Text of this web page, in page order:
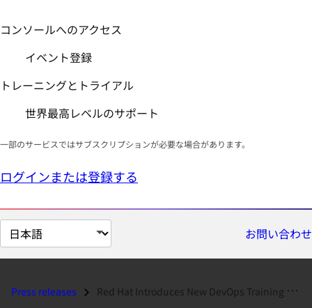
コンソールへのアクセス
イベント登録
トレーニングとトライアル
世界最高レベルのサポート
一部のサービスではサブスクリプションが必要な場合があります。
ログインまたは登録する
ペ
ー
の
お問い合わせ
Press releases Red Hat Introduces New DevOps Training and Certifications...